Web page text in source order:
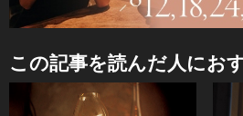
この記事を読んだ人にお